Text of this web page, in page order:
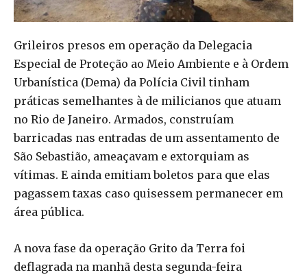
Grileiros presos em operação da Delegacia
Especial de Proteção ao Meio Ambiente e à Ordem
Urbanística (Dema) da Polícia Civil tinham
práticas semelhantes à de milicianos que atuam
no Rio de Janeiro. Armados, construíam
barricadas nas entradas de um assentamento de
São Sebastião, ameaçavam e extorquiam as
vítimas. E ainda emitiam boletos para que elas
pagassem taxas caso quisessem permanecer em
área pública.
A nova fase da operação Grito da Terra foi
deflagrada na manhã desta segunda-feira